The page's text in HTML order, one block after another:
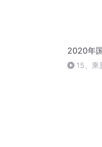
2020年
15、乘